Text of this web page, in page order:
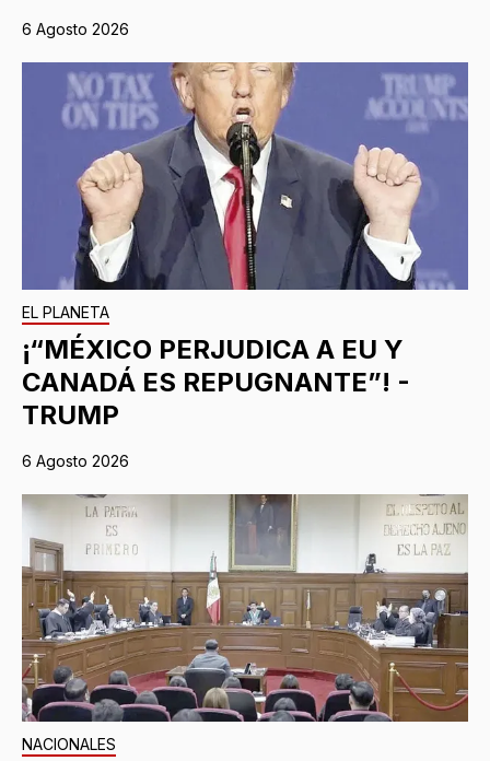
6 Agosto 2026
EL PLANETA
¡“MÉXICO PERJUDICA A EU Y
CANADÁ ES REPUGNANTE”! -
TRUMP
6 Agosto 2026
NACIONALES